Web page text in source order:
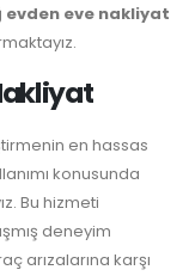
evden eve nakliyat
en hassas
konusunda
Bu hizmeti
deneyim
arızalarına karşı